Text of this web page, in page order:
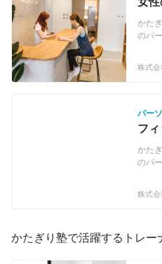
女
募集
かた
のパ
身に
のか
動・
イエ
ソナ
す。
かせます。
株式
パー
フ
い
集！
かた
のパ
身に
のか
株式
かたぎり塾で活躍するトレー